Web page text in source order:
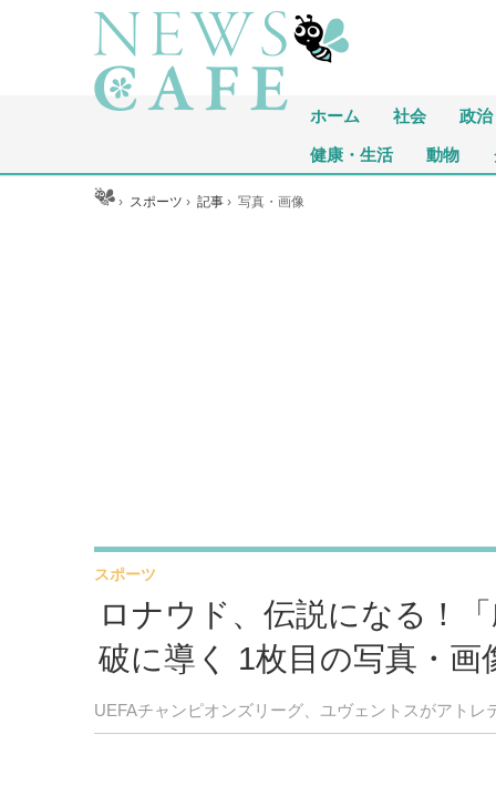
ホーム 社会 政治
健康・生活 動物
ホーム › スポーツ ›記事 ›写真・画像
ロナウド、伝説になる！
破に導く 1枚目の写真・画
UEFAチャンピオンズリーグ、ユヴェントスがアト
スポーツ